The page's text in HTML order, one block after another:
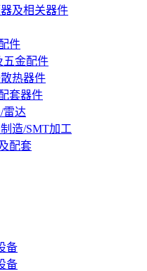
及相关器件
件
五金配件
热器件
套器件
雷达
造/SMT加工
配套
备
备